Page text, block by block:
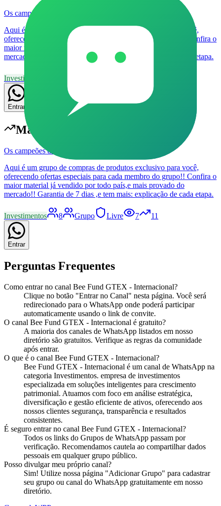
Os campeões de meta ✨
Aqui é um grupo de compras de produtos exclusivo para você,
oferecendo ofertas especiais para cada membro do grupo!! Confira o
maior material já vendido por todo país,e mais provado do
mercado!! Garantia de 7 dias ,e tem mais: explicação de cada etapa.
Investimentos
Entrar
Mais populares em
Os campeões de meta ✨
Aqui é um grupo de compras de produtos exclusivo para você,
oferecendo ofertas especiais para cada membro do grupo!! Confira o
maior material já vendido por todo país,e mais provado do
mercado!! Garantia de 7 dias ,e tem mais: explicação de cada etapa.
Investimentos 8 Grupo Livre 7 11
Entrar
Perguntas Frequentes
Como entrar no canal Bee Fund GTEX - Internacional?
Clique no botão "Entrar no Canal" nesta página. Você será
redirecionado para o WhatsApp onde poderá participar
automaticamente usando o link de convite.
O canal Bee Fund GTEX - Internacional é gratuito?
A maioria dos canales de WhatsApp listados em nosso
diretório são gratuitos. Verifique as regras da comunidade
após entrar.
O que é o canal Bee Fund GTEX - Internacional?
Bee Fund GTEX - Internacional é um canal de WhatsApp na
categoria Investimentos. empresa de investimentos
especializada em soluções inteligentes para crescimento
patrimonial. Atuamos com foco em análise estratégica,
diversificação e gestão eficiente de ativos, oferecendo aos
nossos clientes segurança, transparência e resultados
consistentes.
É seguro entrar no canal Bee Fund GTEX - Internacional?
Todos os links do Grupos de WhatsApp passam por
verificação. Recomendamos cautela ao compartilhar dados
pessoais em qualquer grupo público.
Posso divulgar meu próprio canal?
Sim! Utilize nossa página "Adicionar Grupo" para cadastrar
seu grupo ou canal do WhatsApp gratuitamente em nosso
diretório.